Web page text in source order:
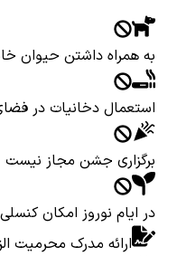
به همراه داشتن حیوان
استعمال دخانیات در
برگزاری جشن مجاز نیست
در ایام نوروز امکان
ارائه مدرک محرمیت